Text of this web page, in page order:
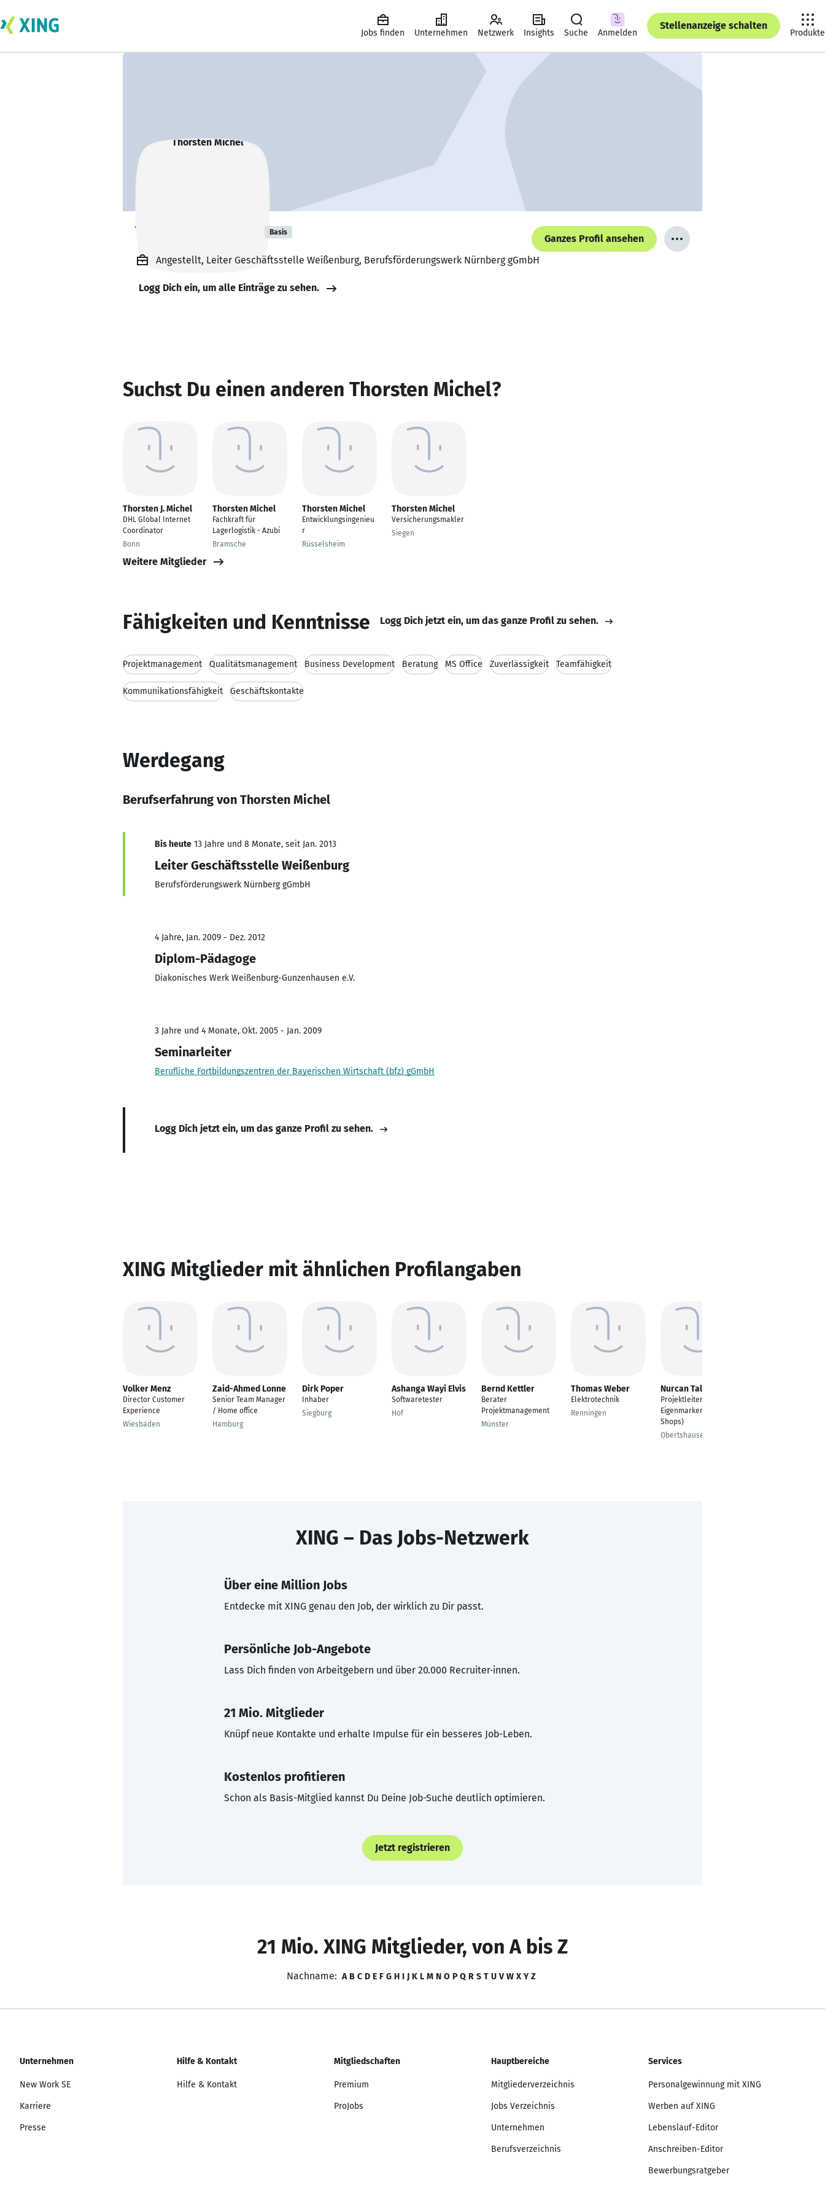
Jobs finden Unternehmen Netzwerk Insights Suche Anmelden
Stellenanzeige schalten
Produkte
Thorsten Michel Basis
Ganzes Profil ansehen
Angestellt, Leiter Geschäftsstelle Weißenburg, Berufsförderungswerk Nürnberg gGmbH
Logg Dich ein, um alle Einträge zu sehen.
Suchst Du einen anderen Thorsten Michel?
Thorsten J. Michel
DHL Global Internet
Coordinator
Bonn
Thorsten Michel
Fachkraft für
Lagerlogistik - Azubi
Bramsche
Thorsten Michel
Entwicklungsingenieu
r
Rüsselsheim
Thorsten Michel
Versicherungsmakler
Siegen
Weitere Mitglieder
Fähigkeiten und Kenntnisse Logg Dich jetzt ein, um das ganze Profil zu sehen.
Projektmanagement Qualitätsmanagement Business Development Beratung MS Office Zuverlässigkeit Teamfähigkeit
Kommunikationsfähigkeit Geschäftskontakte
Werdegang
Berufserfahrung von Thorsten Michel
Bis heute 13 Jahre und 8 Monate, seit Jan. 2013
Leiter Geschäftsstelle Weißenburg
Berufsförderungswerk Nürnberg gGmbH
4 Jahre, Jan. 2009 - Dez. 2012
Diplom-Pädagoge
Diakonisches Werk Weißenburg-Gunzenhausen e.V.
3 Jahre und 4 Monate, Okt. 2005 - Jan. 2009
Seminarleiter
Berufliche Fortbildungszentren der Bayerischen Wirtschaft (bfz) gGmbH
Logg Dich jetzt ein, um das ganze Profil zu sehen.
XING Mitglieder mit ähnlichen Profilangaben
Volker Menz
Director Customer
Experience
Wiesbaden
Zaid-Ahmed Lonne
Senior Team Manager
/ Home office
Hamburg
Dirk Poper
Inhaber
Siegburg
Ashanga Wayi Elvis
Softwaretester
Hof
Bernd Kettler
Berater
Projektmanagement
Münster
Thomas Weber
Elektrotechnik
Renningen
Nurcan Talu
Projektleiter
Eigenmarken ( 20
Shops)
Obertshausen
XING – Das Jobs-Netzwerk
Über eine Million Jobs
Entdecke mit XING genau den Job, der wirklich zu Dir passt.
Persönliche Job-Angebote
Lass Dich finden von Arbeitgebern und über 20.000 Recruiter·innen.
21 Mio. Mitglieder
Knüpf neue Kontakte und erhalte Impulse für ein besseres Job-Leben.
Kostenlos profitieren
Schon als Basis-Mitglied kannst Du Deine Job-Suche deutlich optimieren.
Jetzt registrieren
21 Mio. XING Mitglieder, von A bis Z
Nachname: A B C D E F G H I J K L M N O P Q R S T U V W X Y Z
Unternehmen
New Work SE
Karriere
Presse
Hilfe & Kontakt
Hilfe & Kontakt
Mitgliedschaften
Premium
ProJobs
Hauptbereiche
Mitgliederverzeichnis
Jobs Verzeichnis
Unternehmen
Berufsverzeichnis
Services
Personalgewinnung mit XING
Werben auf XING
Lebenslauf-Editor
Anschreiben-Editor
Bewerbungsratgeber